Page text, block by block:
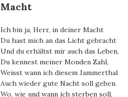
Macht
Ich bin ja, Herr, in deiner Macht
Du hast mich an das Licht gebracht
Und du erhältst mir auch das Leben,
Du kennest meiner Monden Zahl,
Weisst wann ich diesem Jammerthal
Auch wieder gute Nacht soll geben.
Wo, wie und wann ich sterben soll,